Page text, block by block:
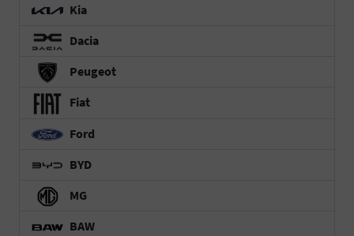
Kia
Dacia
Peugeot
Fiat
Ford
BYD
MG
BAW